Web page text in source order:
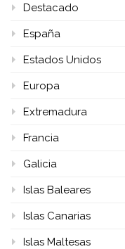
Destacado
España
Estados Unidos
Europa
Extremadura
Francia
Galicia
Islas Baleares
Islas Canarias
Islas Maltesas